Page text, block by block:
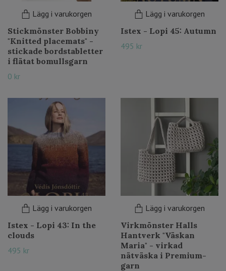
Lägg i varukorgen
Stickmönster Bobbiny
"Knitted placemats" -
stickade bordstabletter
i flätat bomullsgarn
0 kr
Lägg i varukorgen
Istex - Lopi 45: Autumn
495 kr
Lägg i varukorgen
Istex - Lopi 43: In the
clouds
495 kr
Lägg i varukorgen
Virkmönster Halls
Hantverk "Väskan
Maria" - virkad
nätväska i Premium-
garn